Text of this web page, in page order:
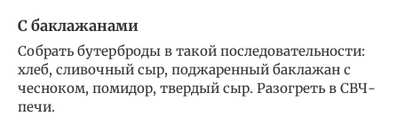
С баклажанами
Собрать бутерброды в такой последовательности:
хлеб, сливочный сыр, поджаренный баклажан с
чесноком, помидор, твердый сыр. Разогреть в СВЧ-
печи.